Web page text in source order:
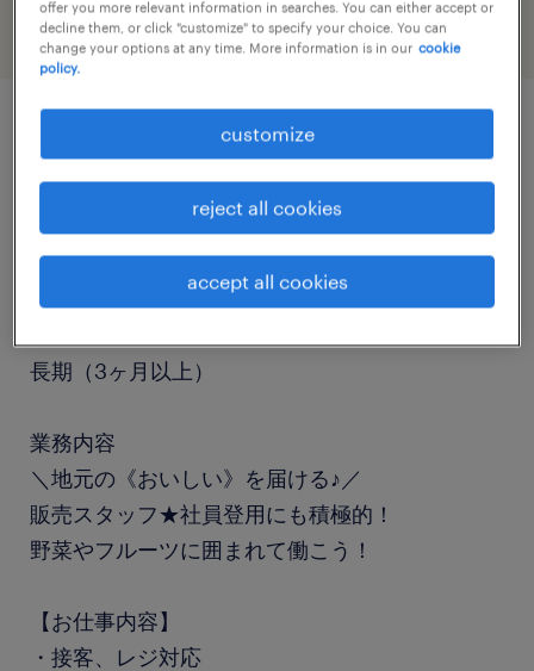
job details
職種
販売（家電・携帯・その他）
長期（3ヶ月以上）
業務内容
＼地元の《おいしい》を届ける♪／
販売スタッフ★社員登用にも積極的！
野菜やフルーツに囲まれて働こう！
【お仕事内容】
・接客、レジ対応
offer you more relevant information in searches. You can either accept or
decline them, or click "customize" to specify your choice. You can
change your options at any time. More information is in our cookie
policy.
customize
reject all cookies
accept all cookies